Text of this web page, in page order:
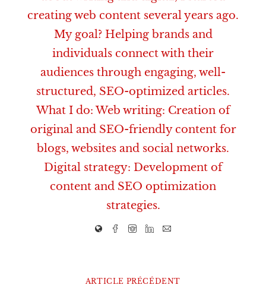
creating web content several years ago.
My goal? Helping brands and
individuals connect with their
audiences through engaging, well-
structured, SEO-optimized articles.
What I do: Web writing: Creation of
original and SEO-friendly content for
blogs, websites and social networks.
Digital strategy: Development of
content and SEO optimization
strategies.
ARTICLE PRÉCÉDENT